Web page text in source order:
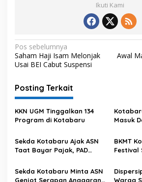
Ikuti Kami
N
a
i
g
a
i
o
Pos sebelumnya
Saham Haji Isam Melonjak
Usai BEI Cabut Suspensi
Awal
Posting Terkait
KKN UGM Tinggalkan 134
Program di Kotabaru
Masuk
Sekda Kotabaru Ajak ASN
Taat Bayar Pajak, PAD
BKMT
Festival
Sekda Kotabaru Minta ASN
Genjot Serapan Anggaran
Warga